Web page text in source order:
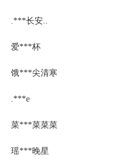
.***长安..
爱***杯
饿***尖清寒
.***e
菜***菜菜菜
瑶***晚星